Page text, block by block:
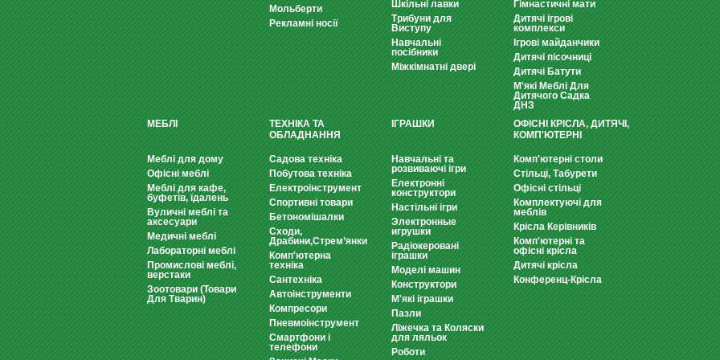
Мольберти
Рекламні носії
Шкільні лавки
Трибуни для
Виступу
Навчальні
посібники
Міжкімнатні двері
Гімнастичні мати
Дитячі ігрові
комплекси
Ігрові майданчики
Дитячі пісочниці
Дитячі Батути
М'які Меблі Для
Дитячого Садка
ДНЗ
МЕБЛІ
Меблі для дому
Офісні меблі
Меблі для кафе,
буфетів, їдалень
Вуличні меблі та
аксесуари
Медичні меблі
Лабораторні меблі
Промислові меблі,
верстаки
Зоотовари (Товари
Для Тварин)
ТЕХНІКА ТА
ОБЛАДНАННЯ
Садова техніка
Побутова техніка
Електроінструмент
Спортивні товари
Бетономішалки
Сходи,
Драбини,Стрем’янки
Комп'ютерна
техніка
Сантехніка
Автоінструменти
Компресори
Пневмоінструмент
Смартфони і
телефони
ІГРАШКИ
Навчальні та
розвиваючі ігри
Електронні
конструктори
Настільні ігри
Электронные
игрушки
Радіокеровані
іграшки
Моделі машин
Конструктори
М'які іграшки
Пазли
Ліжечка та Коляски
для ляльок
Роботи
ОФІСНІ КРІСЛА, ДИТЯЧІ,
КОМП'ЮТЕРНІ
Комп'ютерні столи
Стільці, Табурети
Офісні стільці
Комплектуючі для
меблів
Крісла Керівників
Комп'ютерні та
офісні крісла
Дитячі крісла
Конференц-Крісла